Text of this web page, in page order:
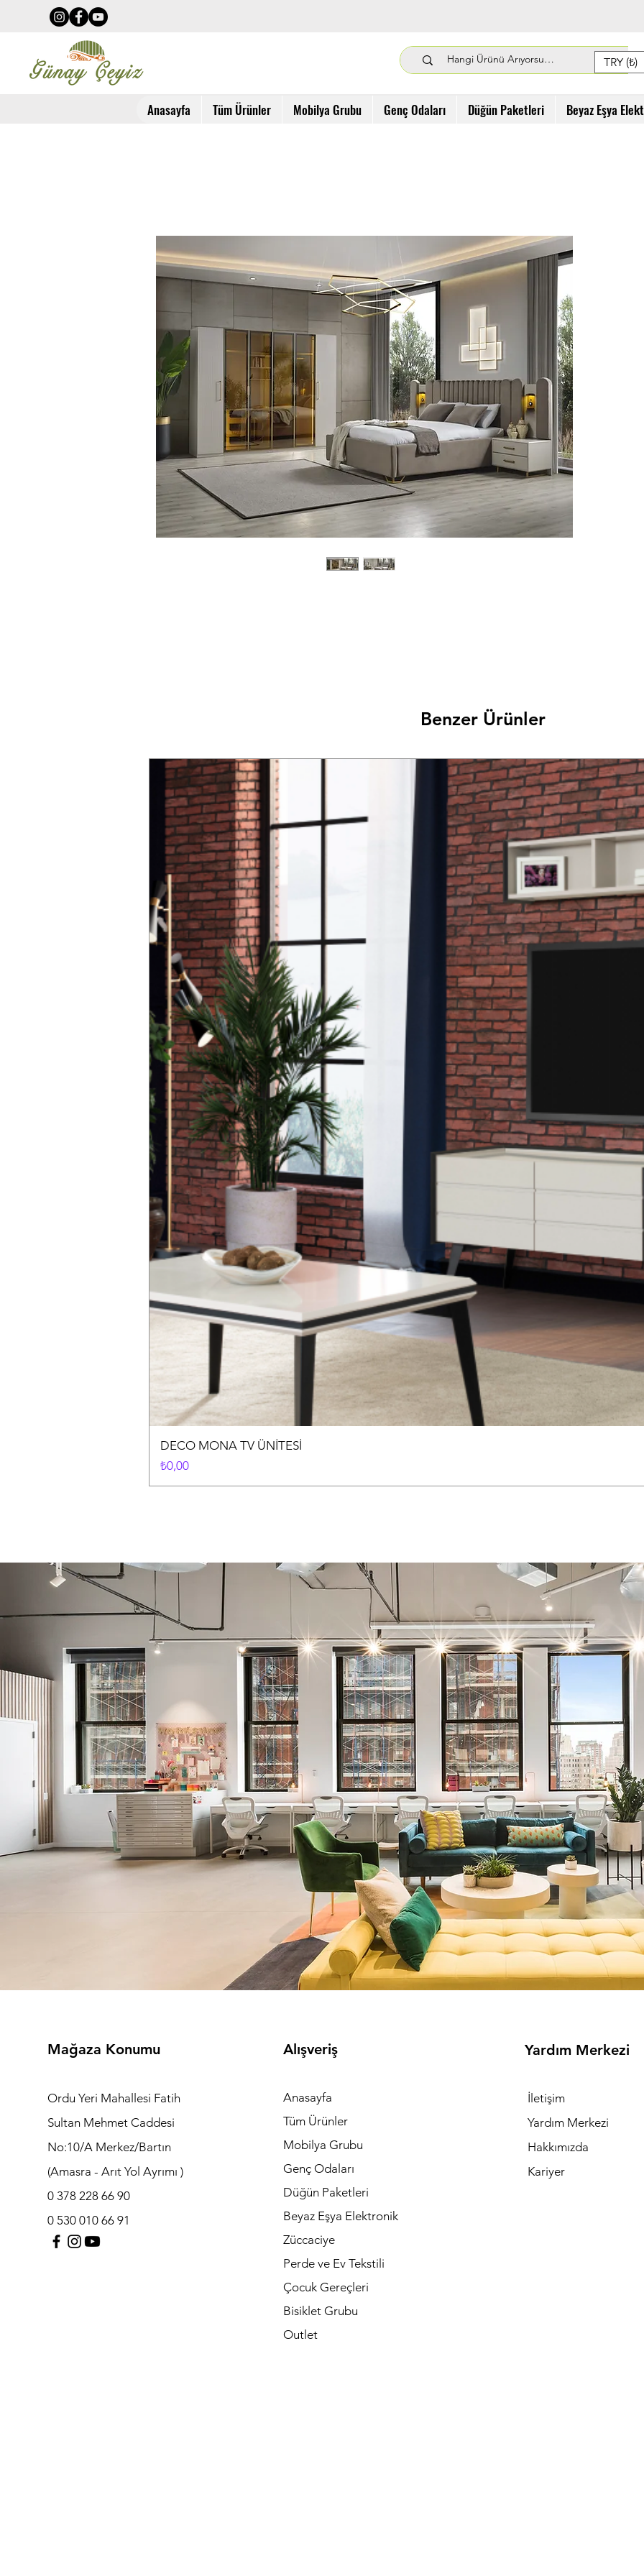
TRY (₺)
Anasayfa Tüm Ürünler Mobilya Grubu Genç Odaları Düğün Paketleri Beyaz Eşya
Benzer Ürünler
DECO MONA TV ÜNİTESİ
Fiyat
₺0,00
Mağaza Konumu
Ordu Yeri Mahallesi Fatih
Sultan Mehmet Caddesi
No:10/A Merkez/Bartın
(Amasra - Arıt Yol Ayrımı )
0 378 228 66 90
0 530 010 66 91
Alışveriş
Anasayfa
Tüm Ürünler
Mobilya Grubu
Genç Odaları
Düğün Paketleri
Beyaz Eşya Elektronik
Züccaciye
Perde ve Ev Tekstili
Çocuk Gereçleri
Bisiklet Grubu
Outlet
Yardım Merkezi
İletişim
Yardım Merkezi
Hakkımızda
Kariyer